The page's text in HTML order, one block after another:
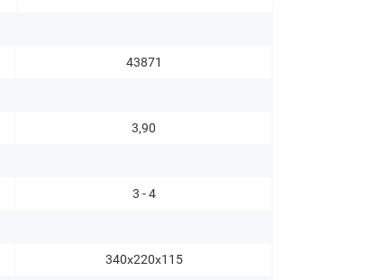
43871
3,90
3 - 4
340х220х115